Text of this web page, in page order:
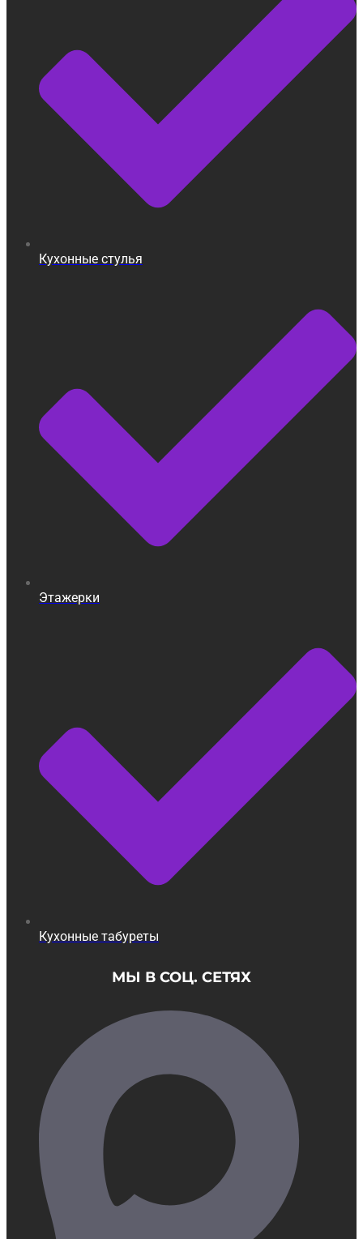
Кухонные стулья
Этажерки
Кухонные табуреты
МЫ В СОЦ. СЕТЯХ